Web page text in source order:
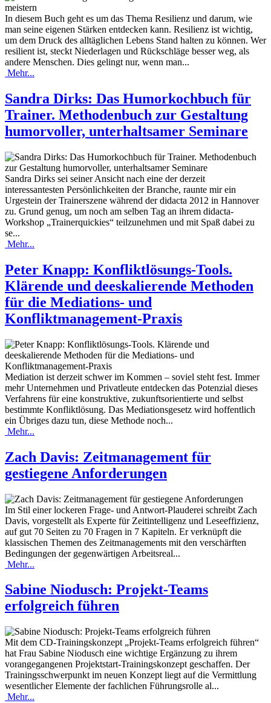
In diesem Buch geht es um das Thema Resilienz und darum, wie
man seine eigenen Stärken entdecken kann. Resilienz ist wichtig,
um dem Druck des alltäglichen Lebens Stand halten zu können. Wer
resilient ist, steckt Niederlagen und Rückschläge besser weg, als
andere Menschen. Dies gelingt nur, wenn man...
Mehr...
Sandra Dirks: Das Humorkochbuch für
Trainer. Methodenbuch zur Gestaltung
humorvoller, unterhaltsamer Seminare
Sandra Dirks sei seiner Ansicht nach eine der derzeit
interessantesten Persönlichkeiten der Branche, raunte mir ein
Urgestein der Trainerszene während der didacta 2012 in Hannover
zu. Grund genug, um noch am selben Tag an ihrem didacta-
Workshop „Trainerquickies“ teilzunehmen und mit Spaß dabei zu
se...
Mehr...
Peter Knapp: Konfliktlösungs-Tools.
Klärende und deeskalierende Methoden
für die Mediations- und
Konfliktmanagement-Praxis
Mediation ist derzeit schwer im Kommen – soviel steht fest. Immer
mehr Unternehmen und Privatleute entdecken das Potenzial dieses
Verfahrens für eine konstruktive, zukunftsorientierte und selbst
bestimmte Konfliktlösung. Das Mediationsgesetz wird hoffentlich
ein Übriges dazu tun, diese Methode noch...
Mehr...
Zach Davis: Zeitmanagement für
gestiegene Anforderungen
Im Stil einer lockeren Frage- und Antwort-Plauderei schreibt Zach
Davis, vorgestellt als Experte für Zeitintelligenz und Leseeffizienz,
auf gut 70 Seiten zu 70 Fragen in 7 Kapiteln. Er verknüpft die
klassischen Themen des Zeitmanagements mit den verschärften
Bedingungen der gegenwärtigen Arbeitsreal...
Mehr...
Sabine Niodusch: Projekt-Teams
erfolgreich führen
Mit dem CD-Trainingskonzept „Projekt-Teams erfolgreich führen“
hat Frau Sabine Niodusch eine wichtige Ergänzung zu ihrem
vorangegangenen Projektstart-Trainingskonzept geschaffen. Der
Trainingsschwerpunkt im neuen Konzept liegt auf die Vermittlung
wesentlicher Elemente der fachlichen Führungsrolle al...
Mehr...